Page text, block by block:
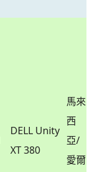
DELL Unity
XT 380
馬來
西
亞/
愛爾